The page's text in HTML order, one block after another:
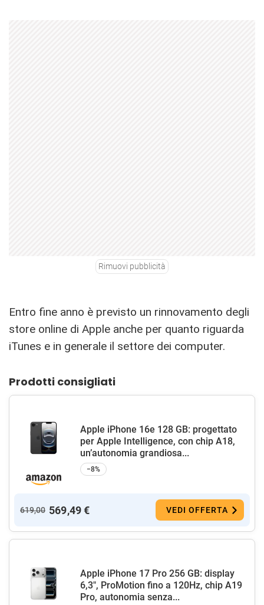
Rimuovi pubblicità
Entro fine anno è previsto un rinnovamento degli
store online di Apple anche per quanto riguarda
iTunes e in generale il settore dei computer.
Prodotti consigliati
Apple iPhone 16e 128 GB: progettato
per Apple Intelligence, con chip A18,
un’autonomia grandiosa...
−8%
619,00 569,49 € VEDI OFFERTA
Apple iPhone 17 Pro 256 GB: display
6,3", ProMotion fino a 120Hz, chip A19
Pro, autonomia senza...